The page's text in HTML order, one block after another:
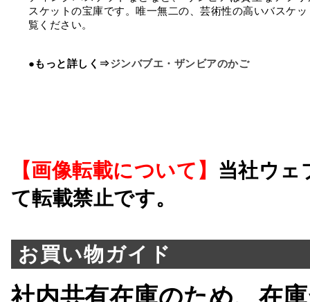
スケットの宝庫です。唯一無二の、芸術性の高いバスケ
覧ください。
●もっと詳しく⇒ジンバブエ・ザンビアのかご
【画像転載について】 当社ウェ
て転載禁止です。
お買い物ガイド
社内共有在庫のため、在